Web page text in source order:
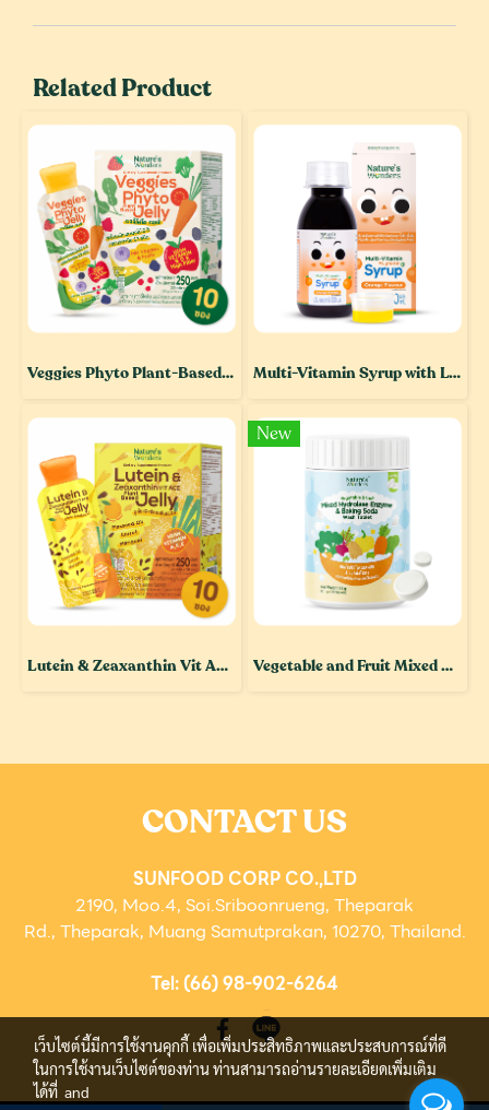
Related Product
Veggies Phyto Plant-Based Jelly Multi-Vitamin Syrup with L-Lysine Orange Flavour
Lutein & Zeaxanthin Vit ACE Plant-Based Jelly
New
Vegetable and Fruit Mixed Hydrolase Enzyme and Baking Soda Wash Tablet
CONTACT US
SUNFOOD CORP CO.,LTD
2190, Moo.4, Soi.Sriboonrueng, Theparak
Rd., Theparak, Muang Samutprakan, 10270, Thailand.
Tel: (66) 98-902-6264
เว็บไซต์นี้มีการใช้งานคุกกี้ เพื่อเพิ่มประสิทธิภาพและประสบการณ์ที่ดี
ในการใช้งานเว็บไซต์ของท่าน ท่านสามารถอ่านรายละเอียดเพิ่มเติม
ได้ที่ and